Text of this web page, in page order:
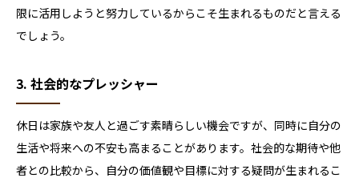
限に活用しようと努力しているからこそ生まれるものだと言える
でしょう。
3. 社会的なプレッシャー
休日は家族や友人と過ごす素晴らしい機会ですが、同時に自分の
生活や将来への不安も高まることがあります。社会的な期待や他
者との比較から、自分の価値観や目標に対する疑問が生まれるこ